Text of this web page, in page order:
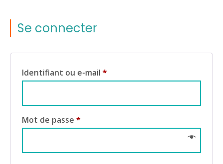
Se connecter
Identifiant ou e-mail *
Mot de passe *